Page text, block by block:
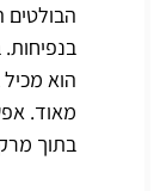
הבולטים
הוא
מאוד.
בתוך